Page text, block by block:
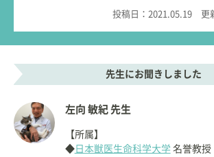
投稿日：2021.05.19 更
先生にお聞きしました
左向 敏紀 先生
【所属】
◆日本獣医生命科学大学 名誉教授